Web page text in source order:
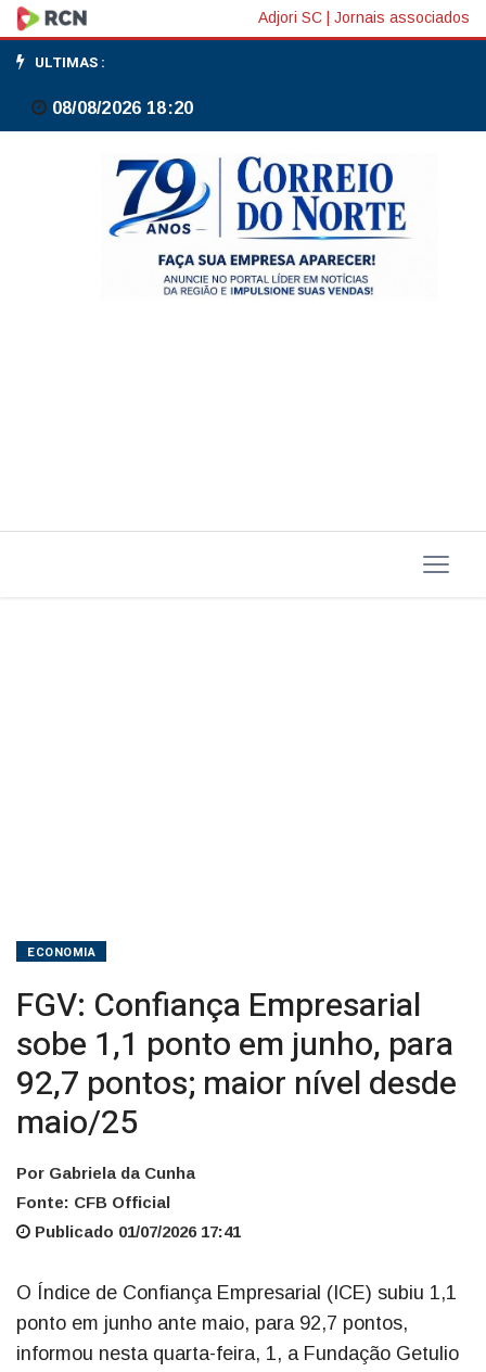
FGV:
Confiança
Empresarial
maior
Adjori SC Jornais associados
ULTIMAS :
08/08/2026 18:20
ECONOMIA
FGV: Confiança Empresarial
sobe 1,1 ponto em junho, para
92,7 pontos; maior nível desde
maio/25
Por Gabriela da Cunha
Fonte: CFB Official
Publicado 01/07/2026 17:41
O Índice de Confiança Empresarial (ICE) subiu 1,1
ponto em junho ante maio, para 92,7 pontos,
informou nesta quarta-feira, 1, a Fundação Getulio